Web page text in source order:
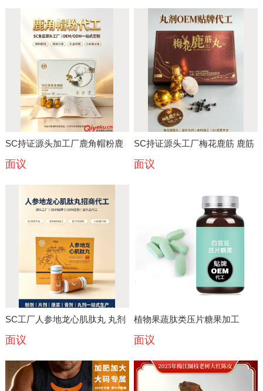
滋补代工
SC持证源头加工厂鹿角帽粉鹿
心粉人参粉粉剂OEMODM滋补
面议
SC持证源头工厂梅花鹿筋 鹿筋
膏鹿心丸丸剂OEMODM定制滋
面议
SC工厂人参地龙心肌肽丸 丸剂
OEMODM定制滋补品代工
面议
植物果蔬肽类压片糖果加工
面议